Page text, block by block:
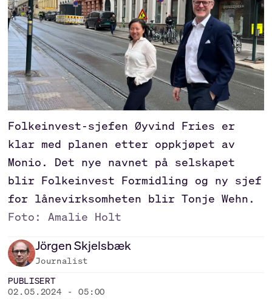
Folkeinvest-sjefen Øyvind Fries er
klar med planen etter oppkjøpet av
Monio. Det nye navnet på selskapet
blir Folkeinvest Formidling og ny sjef
for lånevirksomheten blir Tonje Wehn.
Foto: Amalie Holt
JörgenSkjelsbæk
Journalist
PUBLISERT
02.05.2024 - 05:00